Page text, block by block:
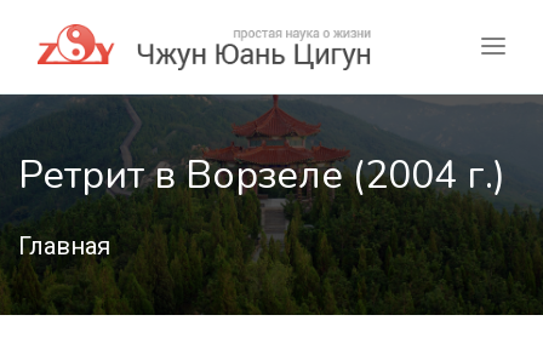
Ретрит в Ворзеле (2004 г.)
Главная